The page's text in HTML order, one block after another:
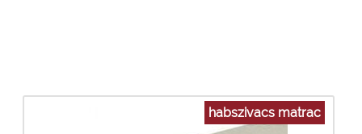
habszivacs matrac